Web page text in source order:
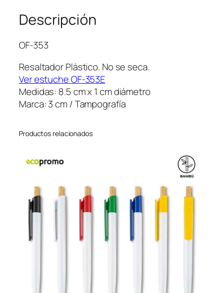
o
r
M
á
g
i
c
o
C
Descripción
OF-353
Resaltador Plástico. No se seca.
Ver estuche OF-353E
Medidas: 8.5 cm x 1 cm diámetro
Marca: 3 cm / Tampografía
Productos relacionados